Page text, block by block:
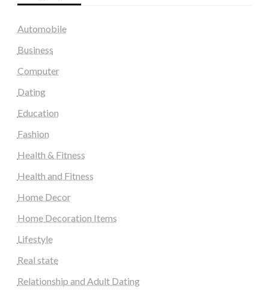
Automobile
Business
Computer
Dating
Education
Fashion
Health & Fitness
Health and Fitness
Home Decor
Home Decoration Items
Lifestyle
Real state
Relationship and Adult Dating